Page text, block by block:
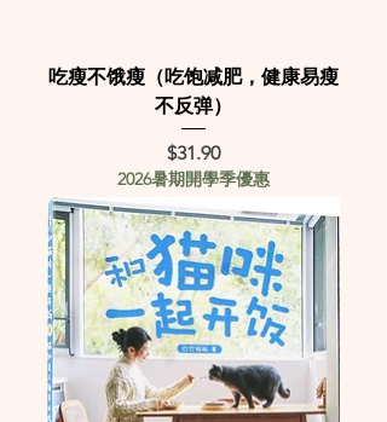
吃瘦不饿瘦（吃饱减肥，健康易瘦
不反弹）
Price
$31.90
2026暑期開學季優惠